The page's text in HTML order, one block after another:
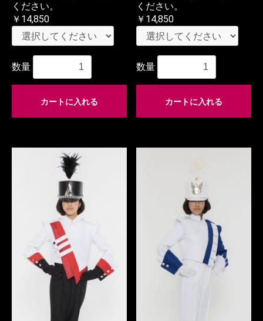
ください。
￥14,850
数量
カートに入れる
ください。
￥14,850
数量
カートに入れる